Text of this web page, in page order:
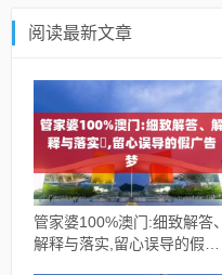
阅读最新文章
管家婆100%澳门:细致解答、
解释与落实​,留心误导的假广